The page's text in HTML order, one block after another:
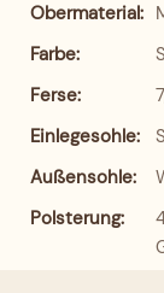
Obermaterial:
Farbe:
Ferse:
Einlegesohle:
Außensohle:
Polsterung: